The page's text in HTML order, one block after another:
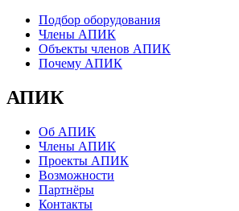
Подбор оборудования
Члены АПИК
Объекты членов АПИК
Почему АПИК
АПИК
Об АПИК
Члены АПИК
Проекты АПИК
Возможности
Партнёры
Контакты